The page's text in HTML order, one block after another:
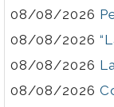
08/08/2026
08/08/2026
08/08/2026
08/08/2026